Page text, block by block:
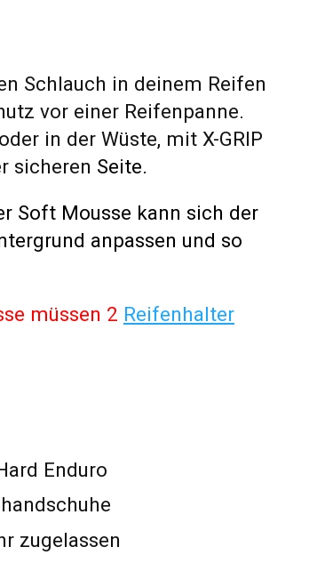
Schlauch in deinem Reifen
vor einer Reifenpanne.
in der Wüste, mit X-GRIP
sicheren Seite.
Soft Mousse kann sich der
anpassen und so
müssen 2 Reifenhalter
Enduro
zugelassen